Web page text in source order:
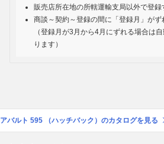
販売店所在地の所轄運輸支局以外で登録
商談～契約～登録の間に「登録月」がず
（登録月が3月から4月にずれる場合は
ります）
アバルト 595 （ハッチバック）のカタログを見る